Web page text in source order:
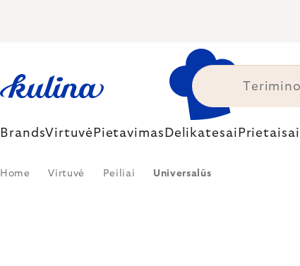
BrandsVirtuvė Pietavimas Delikatesai Prietaisai
Home Virtuvė Peiliai Universalūs